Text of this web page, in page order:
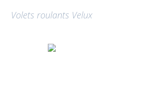
Volets roulants Velux